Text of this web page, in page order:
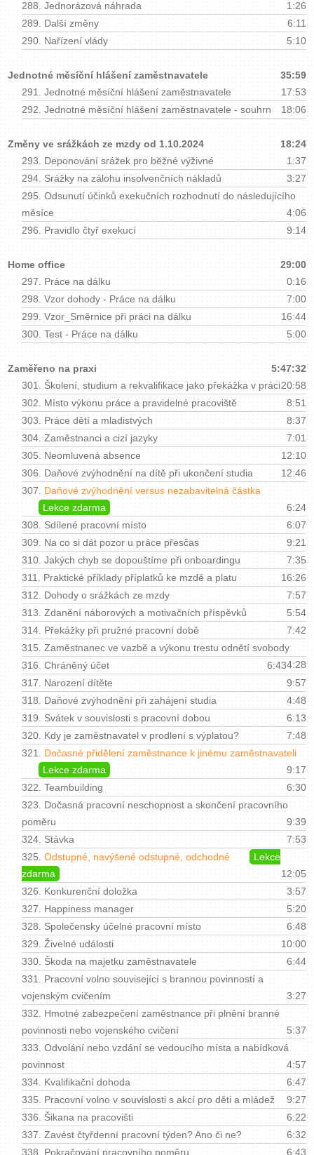
288. Jednorázová náhrada
1:26
289. Další změny
6:11
290. Nařízení vlády 5:10
Jednotné měsíční hlášení zaměstnavatele
35:59
291. Jednotné měsíční hlášení zaměstnavatele
17:53
292. Jednotné měsíční hlášení zaměstnavatele - souhrn 18:06
Změny ve srážkách ze mzdy od 1.10.2024
18:24
293. Deponování srážek pro běžné výživné
1:37
294. Srážky na zálohu insolvenčních nákladů
3:27
295. Odsunutí účinků exekučních rozhodnutí do následujícího
měsíce
4:06
296. Pravidlo čtyř exekucí 9:14
Home office
29:00
297. Práce na dálku
0:16
298. Vzor dohody - Práce na dálku
7:00
299. Vzor_Směrnice při práci na dálku
16:44
300. Test - Práce na dálku 5:00
Zaměřeno na praxi
5:47:32
301. Školení, studium a rekvalifikace jako překážka v práci20:58
302. Místo výkonu práce a pravidelné pracoviště
8:51
303. Práce dětí a mladistvých
8:37
304. Zaměstnanci a cizí jazyky
7:01
305. Neomluvená absence
12:10
306. Daňové zvýhodnění na dítě při ukončení studia
12:46
307. Daňové zvýhodnění versus nezabavitelná částka
Lekce zdarma
6:24
308. Sdílené pracovní místo
6:07
309. Na co si dát pozor u práce přesčas
9:21
310. Jakých chyb se dopouštíme při onboardingu
7:35
311. Praktické příklady příplatků ke mzdě a platu
16:26
312. Dohody o srážkách ze mzdy
7:57
313. Zdanění náborových a motivačních příspěvků
5:54
314. Překážky při pružné pracovní době
7:42
315. Zaměstnanec ve vazbě a výkonu trestu odnětí svobody
4:28
316. Chráněný účet
6:43
317. Narození dítěte
9:57
318. Daňové zvýhodnění při zahájení studia
4:48
319. Svátek v souvislosti s pracovní dobou
6:13
320. Kdy je zaměstnavatel v prodlení s výplatou?
7:48
321. Dočasné přidělení zaměstnance k jinému zaměstnavateli
Lekce zdarma
9:17
322. Teambuilding
6:30
323. Dočasná pracovní neschopnost a skončení pracovního
poměru
9:39
324. Stávka
7:53
325. Odstupné, navýšené odstupné, odchodné
Lekce
zdarma
12:05
326. Konkurenční doložka
3:57
327. Happiness manager
5:20
328. Společensky účelné pracovní místo
6:48
329. Živelné události
10:00
330. Škoda na majetku zaměstnavatele
6:44
331. Pracovní volno související s brannou povinností a
vojenským cvičením
3:27
332. Hmotné zabezpečení zaměstnance při plnění branné
povinnosti nebo vojenského cvičení
5:37
333. Odvolání nebo vzdání se vedoucího místa a nabídková
povinnost
4:57
334. Kvalifikační dohoda
6:47
335. Pracovní volno v souvislosti s akcí pro děti a mládež
9:27
336. Šikana na pracovišti
6:22
337. Zavést čtyřdenní pracovní týden? Ano či ne?
6:32
338.
Pokračování pracovního poměru 6:43